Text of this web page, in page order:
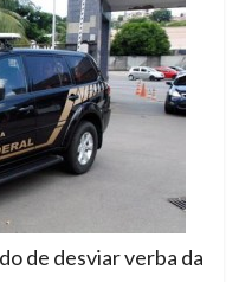
de desviar verba da